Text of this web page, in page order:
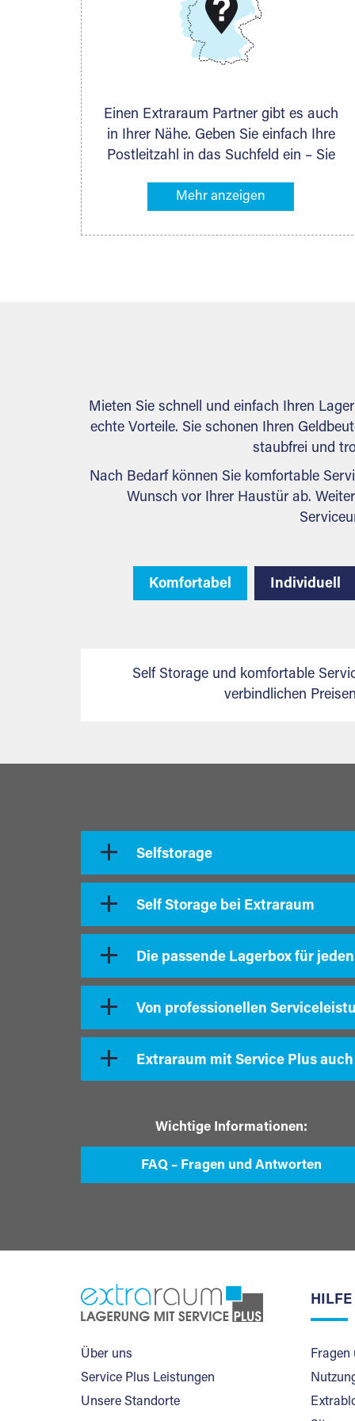
DMG Aktiengesellschaft
Schieferstein 11A
Einen Extraraum Partner gibt es auch
in Ihrer Nähe. Geben Sie einfach Ihre
Postleitzahl in das Suchfeld ein – Sie
Partners mit Lagermöglichkeiten in
können Sie anschließend Ihren
Mieten Sie schnell und einfach Ihren
echte Vorteile. Sie schonen Ihren
staubfrei und
Nach Bedarf können Sie komfortable
Wunsch vor Ihrer Haustür ab.
Komfortabel Individuell
Self Storage und komfortable
verbindlichen
Selfstorage
Self Storage bei Extraraum
Die passende Lagerbox für
Von professionellen
Extraraum mit Service Plus
Wichtige Informationen:
FAQ – Fragen und Antworten
Über uns
Service Plus Leistungen
Unsere Standorte
HILFE